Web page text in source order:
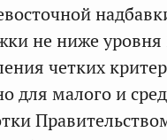
не ниже
четких
для малого и